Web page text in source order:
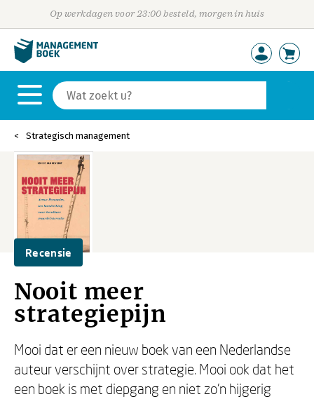
Op werkdagen voor 23:00 besteld, morgen in huis
Strategisch management
Recensie
Nooit meer
strategiepijn
Mooi dat er een nieuw boek van een Nederlandse
auteur verschijnt over strategie. Mooi ook dat het
een boek is met diepgang en niet zo'n hijgerig